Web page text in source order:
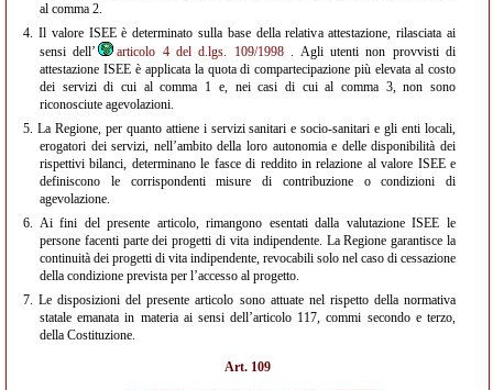
al comma 2.
4. Il valore ISEE è determinato sulla base della relativa attestazione, rilasciata ai
sensi dell’
articolo 4 del d.lgs. 109/1998. Agli utenti non provvisti di
attestazione ISEE è applicata la quota di compartecipazione più elevata al costo
dei servizi di cui al comma 1 e, nei casi di cui al comma 3, non sono
riconosciute agevolazioni.
5. La Regione, per quanto attiene i servizi sanitari e socio-sanitari e gli enti locali,
erogatori dei servizi, nell’ambito della loro autonomia e delle disponibilità dei
rispettivi bilanci, determinano le fasce di reddito in relazione al valore ISEE e
definiscono le corrispondenti misure di contribuzione o condizioni di
agevolazione.
6. Ai fini del presente articolo, rimangono esentati dalla valutazione ISEE le
persone facenti parte dei progetti di vita indipendente. La Regione garantisce la
continuità dei progetti di vita indipendente, revocabili solo nel caso di cessazione
della condizione prevista per l’accesso al progetto.
7. Le disposizioni del presente articolo sono attuate nel rispetto della normativa
statale emanata in materia ai sensi dell’articolo 117, commi secondo e terzo,
della Costituzione.
Art. 109